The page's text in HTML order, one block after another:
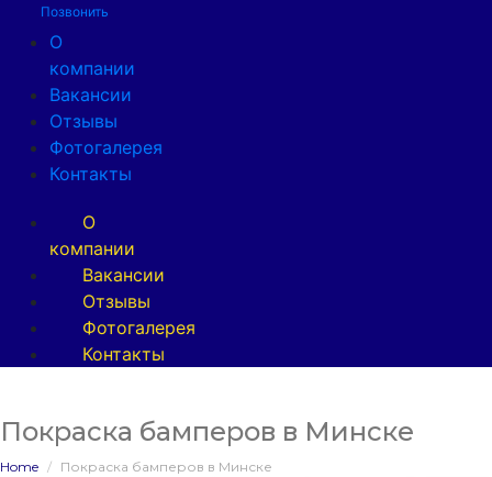
Позвонить
О
компании
Вакансии
Отзывы
Фотогалерея
Контакты
О
компании
Вакансии
Отзывы
Фотогалерея
Контакты
Покраска бамперов в Минске
Home Покраска бамперов в Минске